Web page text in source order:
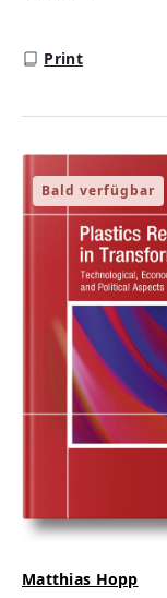
Print
Bald verfügbar
Matthias Hopp